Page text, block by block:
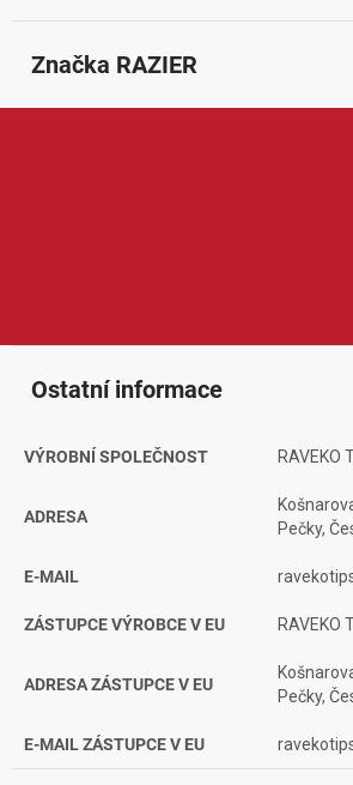
Značka RAZIER
Ostatní informace
VÝROBNÍ SPOLEČNOST RAVEKO
ADRESA
Pečky,
E-MAIL
ZÁSTUPCE VÝROBCE V EU RAVEKO
ADRESA ZÁSTUPCE V EU
Pečky,
E-MAIL ZÁSTUPCE V EU